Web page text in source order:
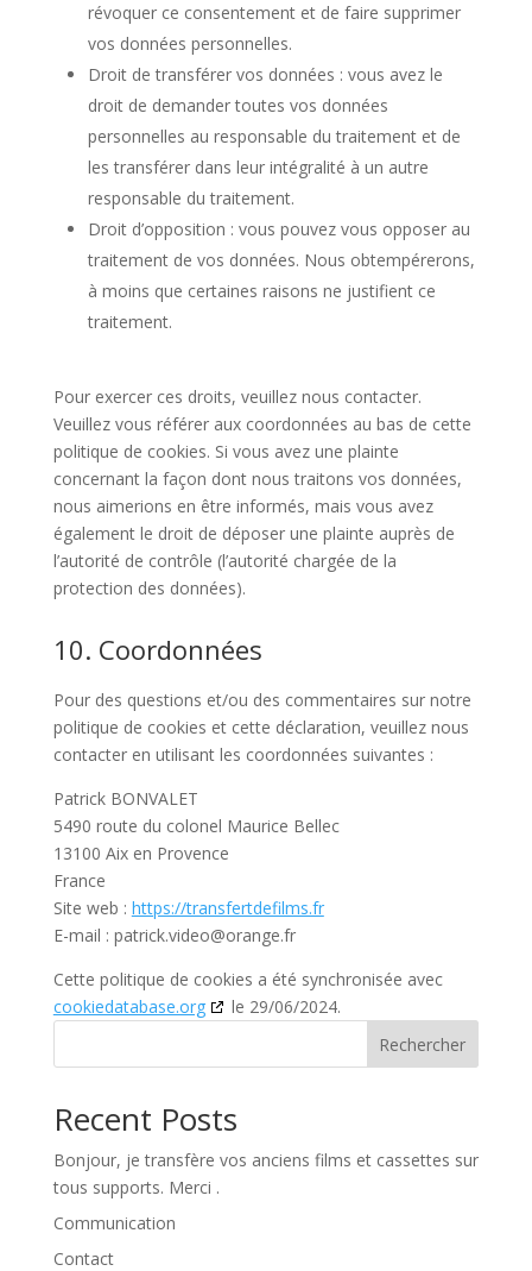
révoquer ce consentement et de faire supprimer
vos données personnelles.
Droit de transférer vos données : vous avez le
droit de demander toutes vos données
personnelles au responsable du traitement et de
les transférer dans leur intégralité à un autre
responsable du traitement.
Droit d’opposition : vous pouvez vous opposer au
traitement de vos données. Nous obtempérerons,
à moins que certaines raisons ne justifient ce
traitement.
Pour exercer ces droits, veuillez nous contacter.
Veuillez vous référer aux coordonnées au bas de cette
politique de cookies. Si vous avez une plainte
concernant la façon dont nous traitons vos données,
nous aimerions en être informés, mais vous avez
également le droit de déposer une plainte auprès de
l’autorité de contrôle (l’autorité chargée de la
protection des données).
10. Coordonnées
Pour des questions et/ou des commentaires sur notre
politique de cookies et cette déclaration, veuillez nous
contacter en utilisant les coordonnées suivantes :
Patrick BONVALET
5490 route du colonel Maurice Bellec
13100 Aix en Provence
France
Site web : https://transfertdefilms.fr
E-mail : patrick.video@orange.fr
Cette politique de cookies a été synchronisée avec
cookiedatabase.org
le 29/06/2024.
Rechercher
Recent Posts
Bonjour, je transfère vos anciens films et cassettes sur
tous supports. Merci .
Communication
Contact